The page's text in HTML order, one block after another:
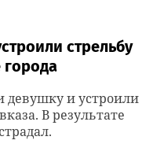
стрельбу
города
и устроили
В результате